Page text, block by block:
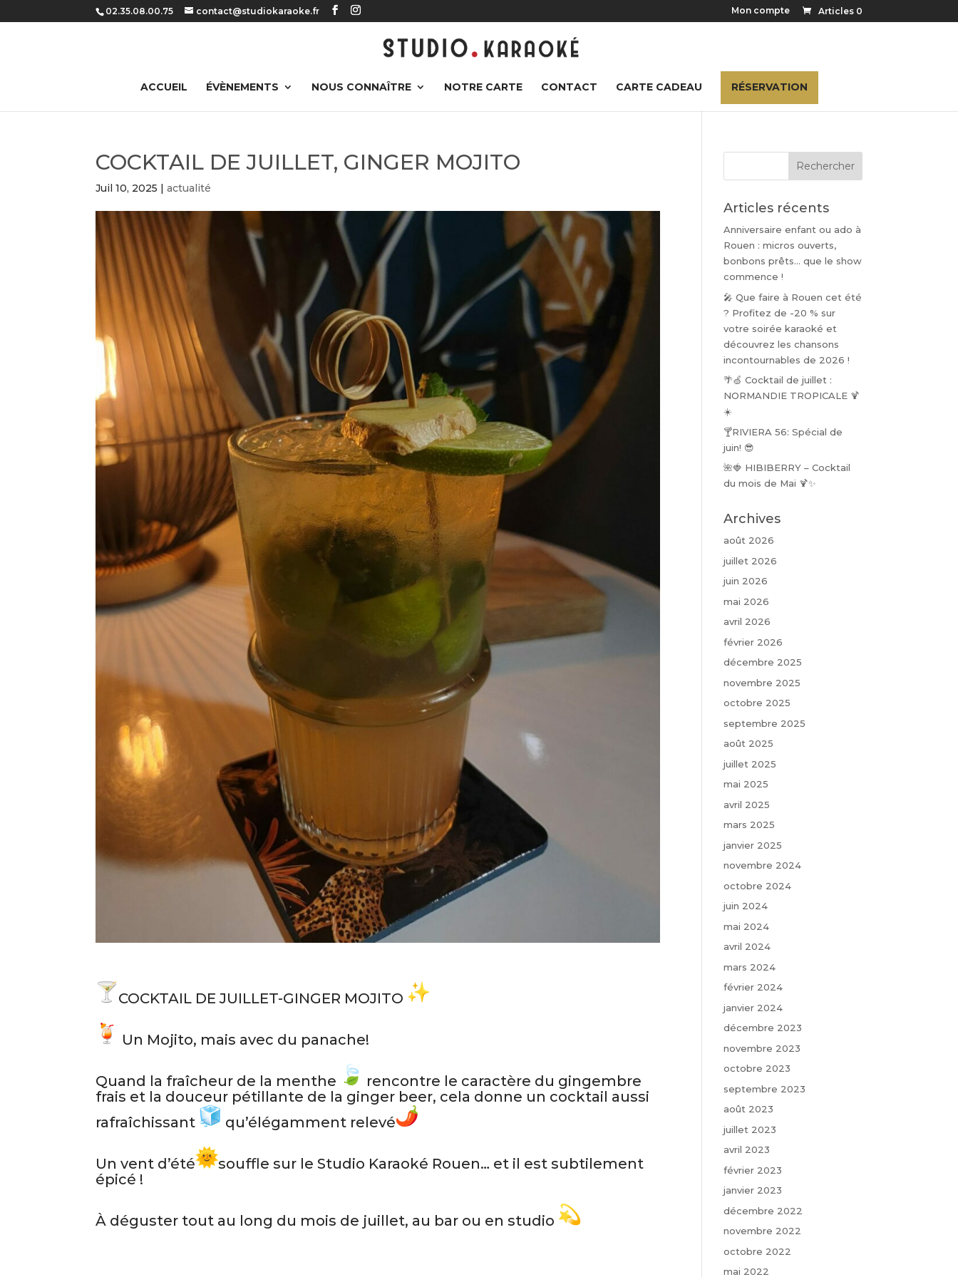
02.35.08.00.75 contact@studiokaraoke.fr Mon compte Articles 0
ACCUEIL ÉVÈNEMENTS NOUS CONNAÎTRE NOTRE CARTE CONTACT CARTE CADEAU RÉSERVATION
COCKTAIL DE JUILLET, GINGER MOJITO
Juil 10, 2025 |actualité
COCKTAIL DE JUILLET-GINGER MOJITO
Un Mojito, mais avec du panache!
Quand la fraîcheur de la menthe
rencontre le caractère du gingembre
frais et la douceur pétillante de la ginger beer, cela donne un cocktail aussi
rafraîchissant
qu’élégamment relevé
Un vent d’été
souffle sur le Studio Karaoké Rouen… et il est subtilement
épicé !
À déguster tout au long du mois de juillet, au bar ou en studio
Articles récents
Anniversaire enfant ou ado à
Rouen : micros ouverts,
bonbons prêts… que le show
commence !
🎤 Que faire à Rouen cet été
? Profitez de -20 % sur
votre soirée karaoké et
découvrez les chansons
incontournables de 2026 !
🌴🍏 Cocktail de juillet :
NORMANDIE TROPICALE 🍹
☀️
🍸RIVIERA 56: Spécial de
juin! 😎
🌺🍓 HIBIBERRY – Cocktail
du mois de Mai 🍹✨
Archives
août 2026
juillet 2026
juin 2026
mai 2026
avril 2026
février 2026
décembre 2025
novembre 2025
octobre 2025
septembre 2025
août 2025
juillet 2025
mai 2025
avril 2025
mars 2025
janvier 2025
novembre 2024
octobre 2024
juin 2024
mai 2024
avril 2024
mars 2024
février 2024
janvier 2024
décembre 2023
novembre 2023
octobre 2023
septembre 2023
août 2023
juillet 2023
avril 2023
février 2023
janvier 2023
décembre 2022
novembre 2022
octobre 2022
mai 2022
Panneau de gestion des cookies